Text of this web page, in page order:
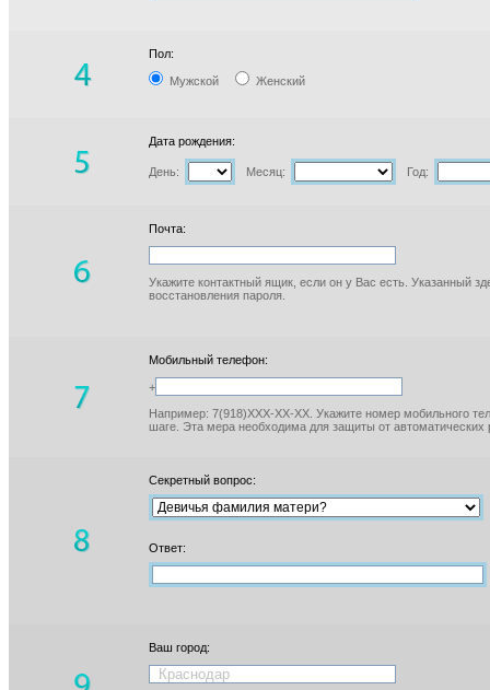
Пол:
Мужской Женский
Дата рождения:
День: Месяц: Год:
Почта:
Укажите контактный ящик, если он у Вас есть. Указанный
восстановления пароля.
Мобильный телефон:
+
Например: 7(918)XXX-XX-XX. Укажите номер мобильного
шаге. Эта мера необходима для защиты от автоматических
Секретный вопрос:
Ответ:
Ваш город: